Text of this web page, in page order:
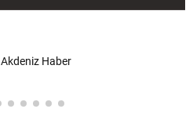
Akdeniz Haber